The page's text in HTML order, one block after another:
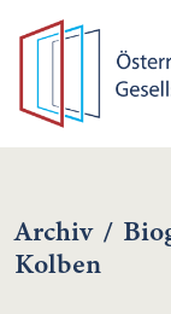
Archiv /
Kolben